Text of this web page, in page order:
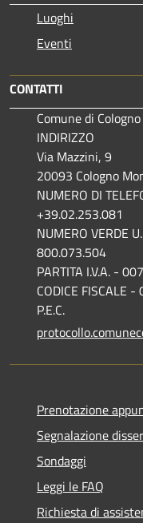
Luoghi
Eventi
CONTATTI
Comune di
INDIRIZZO
Via Mazzini, 9
20093 Cologno
NUMERO DI
+39.02.253.081
NUMERO VERDE
800.073.504
PARTITA I.V.A. -
CODICE FISCALE
P.E.C.
Prenotazione
Segnalazione
Sondaggi
Leggi le FAQ
Richiesta di